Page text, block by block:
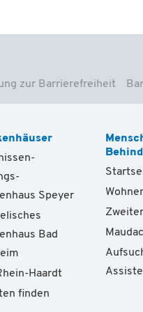
zur Barrierefreiheit
Speyer
Bad
Haardt
finden